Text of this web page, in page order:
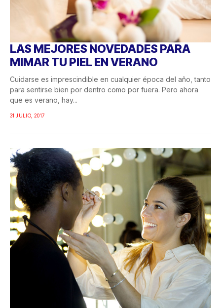
LAS MEJORES NOVEDADES PARA
MIMAR TU PIEL EN VERANO
Cuidarse es imprescindible en cualquier época del año, tanto
para sentirse bien por dentro como por fuera. Pero ahora
que es verano, hay...
31 JULIO, 2017